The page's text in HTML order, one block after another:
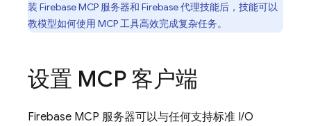
装 Firebase MCP 服务器和 Firebase 代理技能后，技能可以
教模型如何使用 MCP 工具高效完成复杂任务。
设置 MCP 客户端
Firebase MCP 服务器可以与任何支持标准 I/O